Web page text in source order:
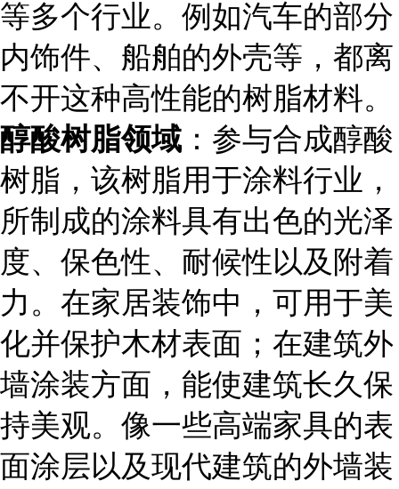
等多个行业。例如汽车的部分
内饰件、船舶的外壳等，都离
不开这种高性能的树脂材料。
醇酸树脂领域 ：参与合成醇酸
树脂，该树脂用于涂料行业，
所制成的涂料具有出色的光泽
度、保色性、耐候性以及附着
力。在家居装饰中，可用于美
化并保护木材表面；在建筑外
墙涂装方面，能使建筑长久保
持美观。像一些高端家具的表
面涂层以及现代建筑的外墙装